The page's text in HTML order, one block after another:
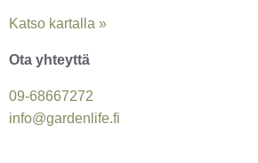
Katso kartalla »
Ota yhteyttä
09-68667272
info@gardenlife.fi